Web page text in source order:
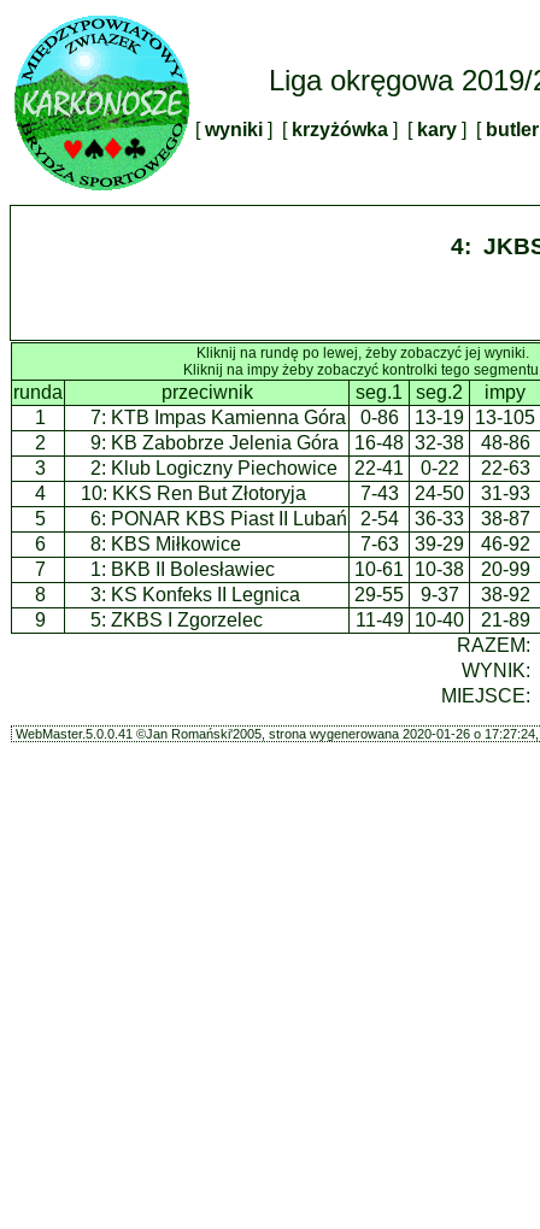
Liga okręgowa 2019/
[wyniki ] [krzyżówka ] [kary ] [
4:
Kliknij na rundę po lewej, żeby zobaczyć jej wyniki.
Kliknij na impy żeby zobaczyć kontrolki tego
runda przeciwnik seg.1 seg.2
impy
1
7: KTB Impas Kamienna Góra 0-86 13-19 13-105
2
9: KB Zabobrze Jelenia Góra 16-48 32-38
48-86
3
2: Klub Logiczny Piechowice 22-41 0-22
22-63
4
10: KKS Ren But Złotoryja 7-43 24-50
31-93
5
6: PONAR KBS Piast II Lubań 2-54 36-33
38-87
6
8: KBS Miłkowice 7-63 39-29
46-92
7
1: BKB II Bolesławiec 10-61 10-38
20-99
8
3: KS Konfeks II Legnica 29-55 9-37
38-92
9
5: ZKBS I Zgorzelec 11-49 10-40
21-89
RAZEM:
WYNIK:
MIEJSCE:
WebMaster.5.0.0.41 ©Jan Romański'2005, strona wygenerowana 2020-01-26 o